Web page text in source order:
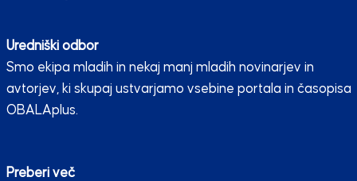
Uredniški odbor
Smo ekipa mladih in nekaj manj mladih novinarjev in
avtorjev, ki skupaj ustvarjamo vsebine portala in časopisa
OBALAplus.
Preberi več